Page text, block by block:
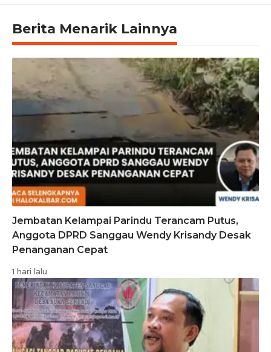
Berita Menarik Lainnya
Jembatan Kelampai Parindu Terancam Putus,
Anggota DPRD Sanggau Wendy Krisandy Desak
Penanganan Cepat
1 hari lalu